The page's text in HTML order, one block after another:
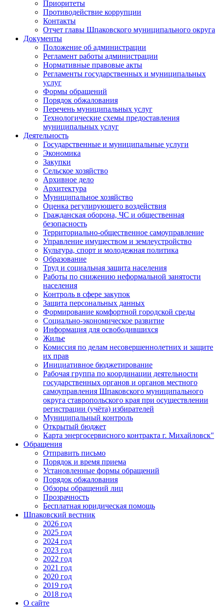
Приоритеты
Противодействие коррупции
Контакты
Отчет главы Шпаковского муниципального округа
Документы
Положение об администрации
Регламент работы администрации
Нормативные правовые акты
Регламенты государственных и муниципальных
услуг
Формы обращений
Порядок обжалования
Перечень муниципальных услуг
Технологические схемы предоставления
муниципальных услуг
Деятельность
Государственные и муниципальные услуги
Экономика
Закупки
Сельское хозяйство
Архивное дело
Архитектура
Муниципальное хозяйство
Оценка регулирующего воздействия
Гражданская оборона, ЧС и общественная
безопасность
Территориально-общественное самоуправление
Управление имуществом и землеустройство
Культура, спорт и молодежная политика
Образование
Труд и социальная защита населения
Работы по снижению неформальной занятости
населения
Контроль в сфере закупок
Защита персональных данных
Формирование комфортной городской среды
Социально-экономическое развитие
Информация для освободившихся
Жилье
Комиссия по делам несовершеннолетних и защите
их прав
Инициативное бюджетирование
Рабочая группа по координации деятельности
государственных органов и органов местного
самоуправления Шпаковского муниципального
округа ставропольского края при осуществлении
регистрации (учёта) избирателей
Муниципальный контроль
Открытый бюджет
Карта энергосервисного контракта г. Михайловск"
Обращения
Отправить письмо
Порядок и время приема
Установленные формы обращений
Порядок обжалования
Обзоры обращений лиц
Прозрачность
Бесплатная юридическая помощь
Шпаковский вестник
2026 год
2025 год
2024 год
2023 год
2022 год
2021 год
2020 год
2019 год
2018 год
О сайте